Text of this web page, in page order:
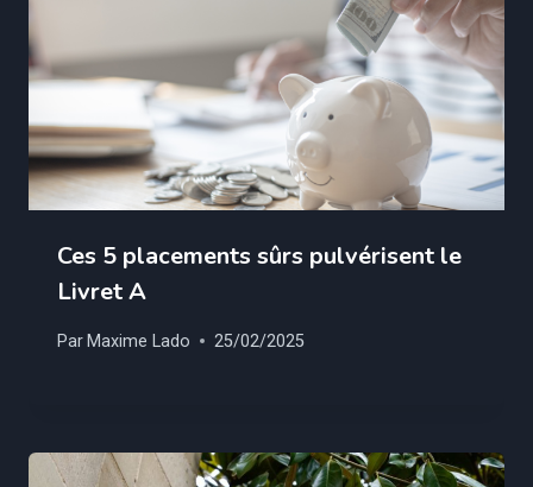
Ces 5 placements sûrs pulvérisent le
Livret A
Par Maxime Lado 25/02/2025